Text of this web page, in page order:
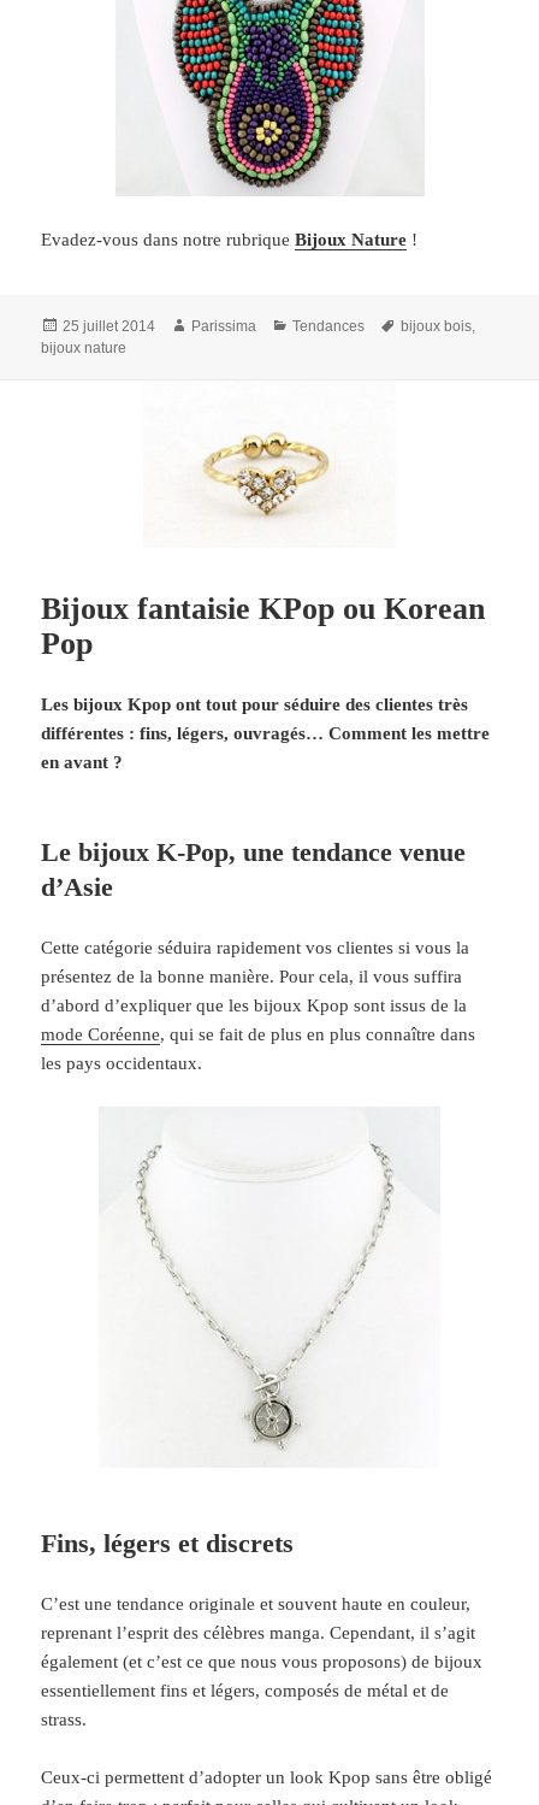
Evadez-vous dans notre rubriqueBijoux Nature !
Publié
le
25 juillet 2014 Auteur
Parissima Catégories
Tendances
Mots-
bijoux bois,
bijoux nature
Bijoux fantaisie KPop ou Korean
Pop
Les bijoux Kpop ont tout pour séduire des clientes très
différentes : fins, légers, ouvragés… Comment les mettre
en avant ?
Le bijoux K-Pop, une tendance venue
d’Asie
Cette catégorie séduira rapidement vos clientes si vous la
présentez de la bonne manière. Pour cela, il vous suffira
d’abord d’expliquer que les bijoux Kpop sont issus de la
mode Coréenne, qui se fait de plus en plus connaître dans
les pays occidentaux.
Fins, légers et discrets
C’est une tendance originale et souvent haute en couleur,
reprenant l’esprit des célèbres manga. Cependant, il s’agit
également (et c’est ce que nous vous proposons) de bijoux
essentiellement fins et légers, composés de métal et de
strass.
Ceux-ci permettent d’adopter un look Kpop sans être obligé